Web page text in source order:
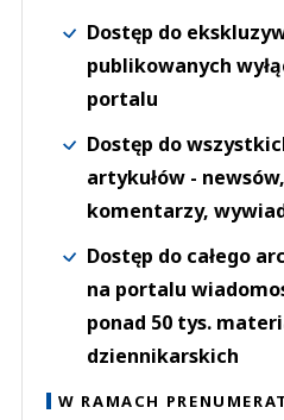
Dostęp do
publikowanych
portalu
Dostęp do
artykułów -
komentarzy,
Dostęp do całego
na portalu
ponad 50 tys.
dziennikarskich
W RAMACH